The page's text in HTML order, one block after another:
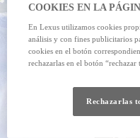
COOKIES EN LA
En Lexus utilizamos cookies
análisis y con fines publicitarios
cookies en el botón
rechazarlas en el botón
Rechazarlas